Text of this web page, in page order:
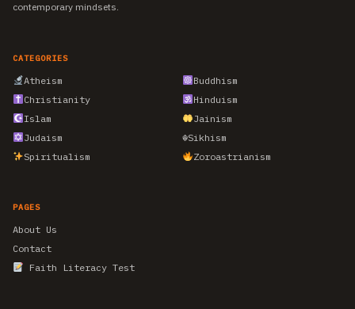
contemporary mindsets.
CATEGORIES
Atheism
Buddhism
Christianity
Hinduism
Islam
Jainism
Judaism
☬Sikhism
Spiritualism
Zoroastrianism
PAGES
About Us
Contact
Faith Literacy Test